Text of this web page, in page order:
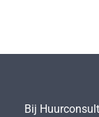
Bij